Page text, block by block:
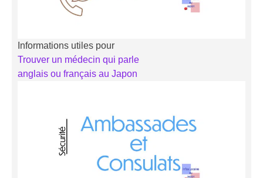
Informations utiles pour
Trouver un médecin qui parle
anglais ou français au Japon